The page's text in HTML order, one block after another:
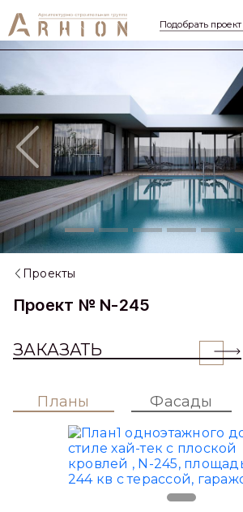
Подобрать проект
Previous
Проекты
Проект № N-245
ЗАКАЗАТЬ
Планы Фасады